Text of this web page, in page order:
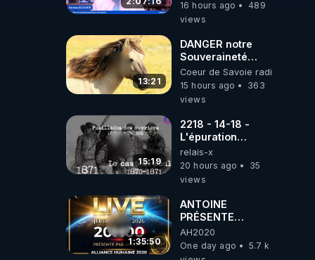
16 hours ago
489
views
13:21
DANGER notre
Souveraineté
Alimentaire est
attaqué...
Coeur de Savoie radioweb TV
15 hours ago
363
views
15:19
2218 - 14-18 -
L'épuration
républicaine
organisée par les
frères de la
relais-x
20 hours ago
35
views
1:35:50
ANTOINE
PRÉSENTE
AH2020 LE LIVE
20H ***DU
06/08/2026***
AH2020
One day ago
5.7 k